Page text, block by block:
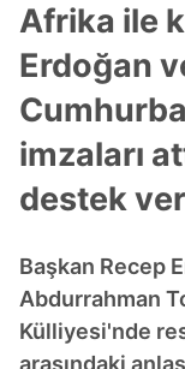
Afrika ile
Erdoğan
imzaları
destek
Başkan Recep
Abdurrahman
Külliyesi'nde
arasındaki